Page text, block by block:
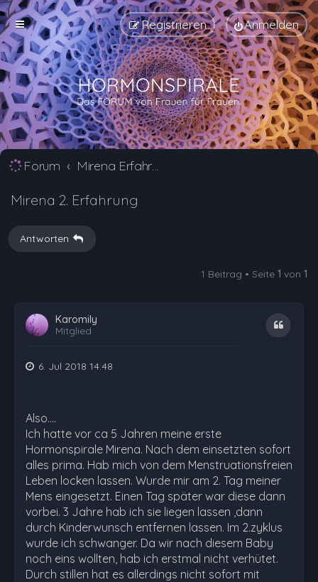
Anmelden
Registrieren
Forum Mirena Erfahrungsberichte und Nebenwirkungen
Mirena 2. Erfahrung
Antworten
1 Beitrag • Seite 1 von 1
Karomily
Mitglied
Zitat
6. Jul 2018 14:48
Also....
Ich hatte vor ca 5 Jahren meine erste
Hormonspirale Mirena. Nach dem einsetzten sofort
alles prima. Hab mich von dem Menstruationsfreien
Leben locken lassen. Wurde mir am 2. Tag meiner
Mens eingesetzt. Einen Tag später war diese dann
vorbei. 3 Jahre hab ich sie liegen lassen ,dann
durch Kinderwunsch entfernen lassen. Im 2.zyklus
wurde ich schwanger. Da wir nach diesem Baby
noch eins wollten, hab ich erstmal nicht verhütet.
Durch stillen hat es allerdings nicht sofort mit